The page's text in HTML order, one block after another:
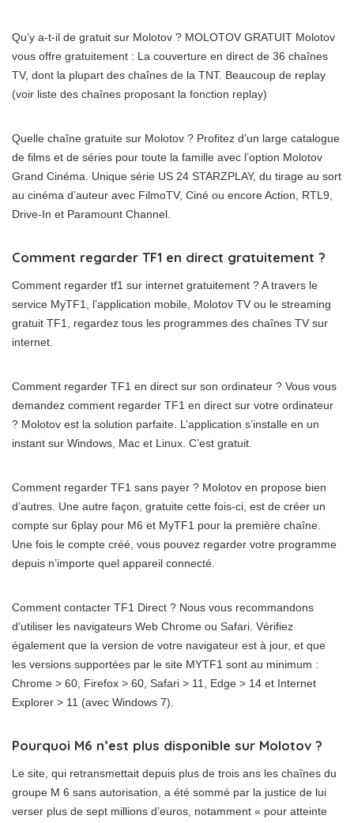
Qu’y a-t-il de gratuit sur Molotov ? MOLOTOV GRATUIT Molotov
vous offre gratuitement : La couverture en direct de 36 chaînes
TV, dont la plupart des chaînes de la TNT. Beaucoup de replay
(voir liste des chaînes proposant la fonction replay)
Quelle chaîne gratuite sur Molotov ? Profitez d’un large catalogue
de films et de séries pour toute la famille avec l’option Molotov
Grand Cinéma. Unique série US 24 STARZPLAY, du tirage au sort
au cinéma d’auteur avec FilmoTV, Ciné ou encore Action, RTL9,
Drive-In et Paramount Channel.
Comment regarder TF1 en direct gratuitement ?
Comment regarder tf1 sur internet gratuitement ? A travers le
service MyTF1, l’application mobile, Molotov TV ou le streaming
gratuit TF1, regardez tous les programmes des chaînes TV sur
internet.
Comment regarder TF1 en direct sur son ordinateur ? Vous vous
demandez comment regarder TF1 en direct sur votre ordinateur
? Molotov est la solution parfaite. L’application s’installe en un
instant sur Windows, Mac et Linux. C’est gratuit.
Comment regarder TF1 sans payer ? Molotov en propose bien
d’autres. Une autre façon, gratuite cette fois-ci, est de créer un
compte sur 6play pour M6 et MyTF1 pour la première chaîne.
Une fois le compte créé, vous pouvez regarder votre programme
depuis n’importe quel appareil connecté.
Comment contacter TF1 Direct ? Nous vous recommandons
d’utiliser les navigateurs Web Chrome ou Safari. Vérifiez
également que la version de votre navigateur est à jour, et que
les versions supportées par le site MYTF1 sont au minimum :
Chrome > 60, Firefox > 60, Safari > 11, Edge > 14 et Internet
Explorer > 11 (avec Windows 7).
Pourquoi M6 n’est plus disponible sur Molotov ?
Le site, qui retransmettait depuis plus de trois ans les chaînes du
groupe M 6 sans autorisation, a été sommé par la justice de lui
verser plus de sept millions d’euros, notamment « pour atteinte